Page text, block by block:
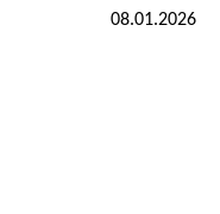
08.01.2026